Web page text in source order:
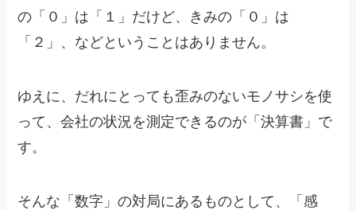
の「０」は「１」だけど、きみの「０」は
「２」、などということはありません。
ゆえに、だれにとっても歪みのないモノサシを使
って、会社の状況を測定できるのが「決算書」で
す。
そんな「数字」の対局にあるものとして、「感